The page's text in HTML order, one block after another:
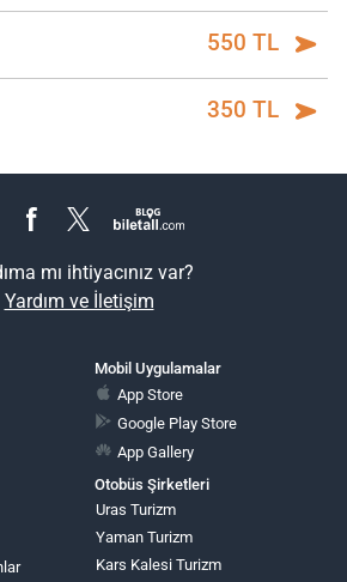
550 TL
350 TL
mı ihtiyacınız var?
Yardım ve İletişim
Mobil Uygulamalar
App Store
Google Play Store
App Gallery
Otobüs Şirketleri
Uras Turizm
Yaman Turizm
Kars Kalesi Turizm